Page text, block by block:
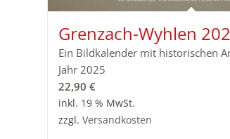
Grenzach-Wyhlen
Ein Bildkalender mit historischen
Jahr 2025
22,90 €
inkl. 19 % MwSt.
zzgl. Versandkosten